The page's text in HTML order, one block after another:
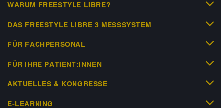
WARUM FREESTYLE LIBRE?
DAS FREESTYLE LIBRE 3 MESSSYSTEM
FÜR FACHPERSONAL
FÜR IHRE PATIENT:INNEN
AKTUELLES & KONGRESSE
E-LEARNING